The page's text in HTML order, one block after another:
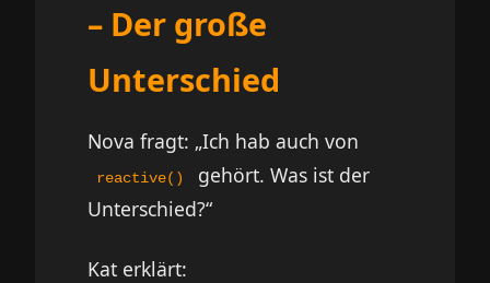
– Der große
Unterschied
Nova fragt: „Ich hab auch von
reactive()
gehört. Was ist der
Unterschied?“
Kat erklärt: